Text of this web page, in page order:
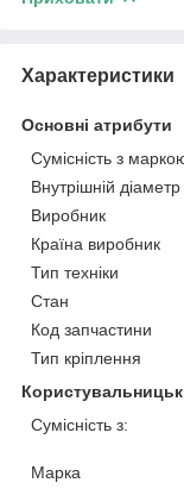
Характеристики
Основні атрибути
Сумісність з
Внутрішній діаметр
Виробник
Країна виробник
Тип техніки
Стан
Код запчастини
Тип кріплення
Сумісність з:
Марка